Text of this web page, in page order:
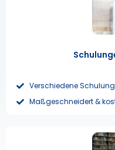
Verschiedene
Maßgeschneidert &